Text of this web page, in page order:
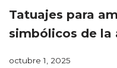
Tatuajes para
simbólicos de la
octubre 1, 2025